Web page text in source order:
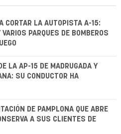
CORTAR LA AUTOPISTA A-15:
PARQUES DE BOMBEROS
LA AP-15 DE MADRUGADA Y
SU CONDUCTOR HA
DE PAMPLONA QUE ABRE
A SUS CLIENTES DE